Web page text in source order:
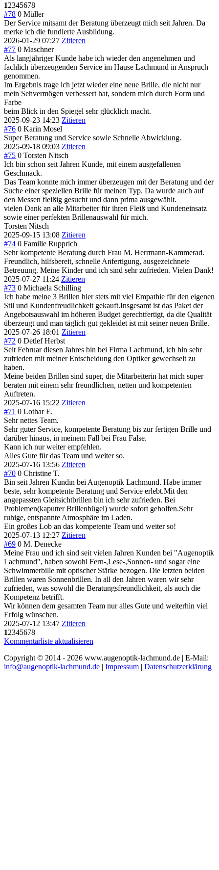
12345678
#78 0 Müller
Der Service mitsamt der Beratung überzeugt mich seit Jahren. Da
merke ich die fundierte Ausbildung.
2026-01-29 07:27 Zitieren
#77 0 Maschner
Als langjähriger Kunde habe ich wieder den angenehmen und
fachlich überzeugenden Service im Hause Lachmund in Anspruch
genommen.
Im Ergebnis trage ich jetzt wieder eine neue Brille, die nicht nur
mein Sehvermögen verbessert hat, sondern mich durch Form und
Farbe
beim Blick in den Spiegel sehr glücklich macht.
2025-09-23 14:23 Zitieren
#76 0 Karin Mosel
Super Beratung und Service sowie Schnelle Abwicklung.
2025-09-18 09:03 Zitieren
#75 0 Torsten Nitsch
Ich bin schon seit Jahren Kunde, mit einem ausgefallenen
Geschmack.
Das Team konnte mich immer überzeugen mit der Beratung und der
Suche einer speziellen Brille für meinen Typ. Da wurde auch auf
den Messen fleißig gesucht und dann prima ausgewählt.
vielen Dank an alle Mitarbeiter für ihren Fleiß und Kundeneinsatz
sowie einer perfekten Brillenauswahl für mich.
Torsten Nitsch
2025-09-15 13:08 Zitieren
#74 0 Familie Rupprich
Sehr kompetente Beratung durch Frau M. Herrmann-Kammerad.
Freundlich, hilfsbereit, schnelle Anfertigung, ausgezeichnete
Betreuung. Meine Kinder und ich sind sehr zufrieden. Vielen Dank!
2025-07-27 11:24 Zitieren
#73 0 Michaela Schilling
Ich habe meine 3 Brillen hier stets mit viel Empathie für den eigenen
Stil und Kundenfreudlichkeit gekauft.Insgesamt ist das Paket der
Angebotsauswahl im höheren Budget gerechtfertigt, da die Qualität
überzeugt und man täglich gut gekleidet ist mit seiner neuen Brille.
2025-07-26 18:01 Zitieren
#72 0 Detlef Herbst
Seit Februar diesen Jahres bin bei Firma Lachmund, ich bin sehr
zufrieden mit meiner Entscheidung den Optiker gewechselt zu
haben.
Meine beiden Brillen sind super, die Mitarbeiterin hat mich super
beraten mit einem sehr freundlichen, netten und kompetenten
Auftreten.
2025-07-16 15:22 Zitieren
#71 0 Lothar E.
Sehr nettes Team.
Sehr guter Service, kompetente Beratung bis zur fertigen Brille und
darüber hinaus, in meinem Fall bei Frau False.
Kann ich nur weiter empfehlen.
Alles Gute für das Team und weiter so.
2025-07-16 13:56 Zitieren
#70 0 Christine T.
Bin seit Jahren Kundin bei Augenoptik Lachmund. Habe immer
beste, sehr kompetente Beratung und Service erlebt.Mit den
angepassten Gleitsichtbrillen bin ich sehr zufrieden. Bei
Problemen(kaputter Brillenbügel) wurde sofort geholfen.Sehr
ruhige, entspannte Atmosphäre im Laden.
Ein großes Lob an das kompetente Team und weiter so!
2025-07-13 12:27 Zitieren
#69 0 M. Denecke
Meine Frau und ich sind seit vielen Jahren Kunden bei "Augenoptik
Lachmund", haben sowohl Fern-,Lese-,Sonnen- und sogar eine
Schwimmerbille mit optischer Stärke bezogen. Die letzten beiden
Brillen waren Sonnenbrillen. In all den Jahren waren wir sehr
zufrieden, was sowohl die Beratungsfreundlichkeit, als auch die
Kompetenz betrifft.
Wir können dem gesamten Team nur alles Gute und weiterhin viel
Erfolg wünschen.
2025-07-12 13:47 Zitieren
12345678
Kommentarliste aktualisieren
Copyright © 2014 - 2026 www.augenoptik-lachmund.de | E-Mail:
info@augenoptik-lachmund.de | Impressum | Datenschutzerklärung